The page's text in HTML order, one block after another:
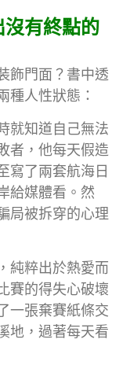
有終點的
飾門面？書中透
種人性狀態：
就知道自己無法
者，他每天假造
寫了兩套航海日
給媒體看。然
局被拆穿的心理
純粹出於熱愛而
賽的得失心破壞
一張棄賽紙條交
地，過著每天看